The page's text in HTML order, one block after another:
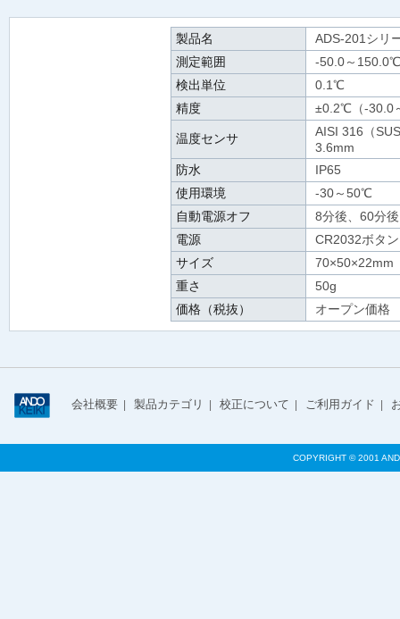
製品名
ADS-201シリ
測定範囲
-50.0～150.0℃
検出単位
0.1℃
精度
±0.2℃（-30.0
温度センサ
AISI 316（
3.6mm
防水
IP65
使用環境
-30～50℃
自動電源オフ
8分後、60分
電源
CR2032ボタ
サイズ
70×50×22mm
重さ
50g
価格（税抜）
オープン価格
会社概要 製品カテゴリ 校正について ご利用ガイド
COPYRIGHT © 2001